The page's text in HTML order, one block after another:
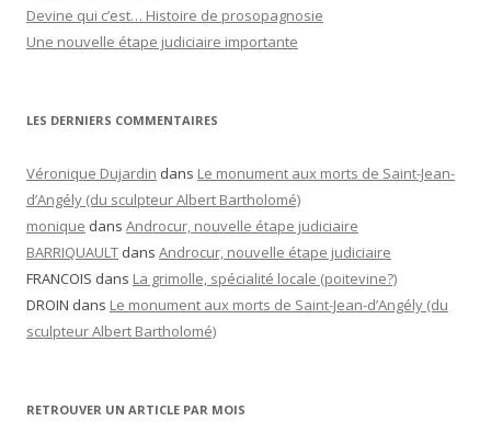
Devine qui c’est… Histoire de prosopagnosie
Une nouvelle étape judiciaire importante
LES DERNIERS COMMENTAIRES
Véronique Dujardin dans Le monument aux morts de Saint-Jean-
d’Angély (du sculpteur Albert Bartholomé)
monique dans Androcur, nouvelle étape judiciaire
BARRIQUAULT dans Androcur, nouvelle étape judiciaire
FRANCOIS dans La grimolle, spécialité locale (poitevine?)
DROIN dans Le monument aux morts de Saint-Jean-d’Angély (du
sculpteur Albert Bartholomé)
RETROUVER UN ARTICLE PAR MOIS